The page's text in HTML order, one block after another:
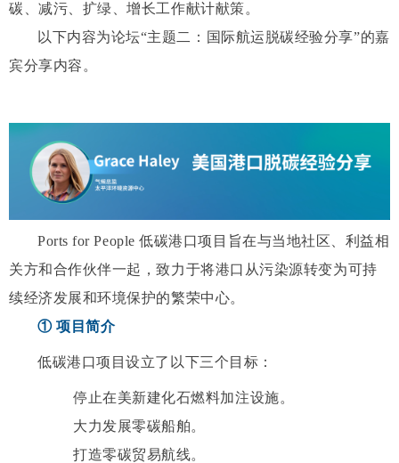
碳、减污、扩绿、增长工作献计献策。
以下内容为论坛“主题二：国际航运脱碳经验分享”的嘉
宾分享内容。
Ports for People 低碳港口项目旨在与当地社区、利益相
关方和合作伙伴一起，致力于将港口从污染源转变为可持
续经济发展和环境保护的繁荣中心。
① 项目简介
低碳港口项目设立了以下三个目标：
停止在美新建化石燃料加注设施。
大力发展零碳船舶。
打造零碳贸易航线。